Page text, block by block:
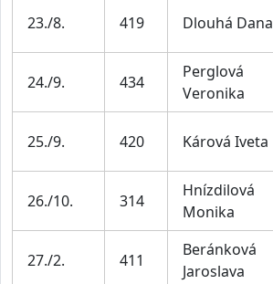
23./8. 419 Dlouhá Dana
24./9. 434
Perglová
Veronika
25./9. 420 Kárová Iveta
26./10. 314
Hnízdilová
Monika
27./2. 411
Beránková
Jaroslava